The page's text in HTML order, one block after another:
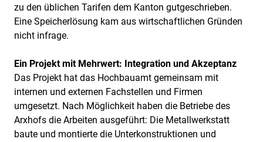
zu den üblichen Tarifen dem Kanton gutgeschrieben.
Eine Speicherlösung kam aus wirtschaftlichen Gründen
nicht infrage.
Ein Projekt mit Mehrwert: Integration und Akzeptanz
Das Projekt hat das Hochbauamt gemeinsam mit
internen und externen Fachstellen und Firmen
umgesetzt. Nach Möglichkeit haben die Betriebe des
Arxhofs die Arbeiten ausgeführt: Die Metallwerkstatt
baute und montierte die Unterkonstruktionen und